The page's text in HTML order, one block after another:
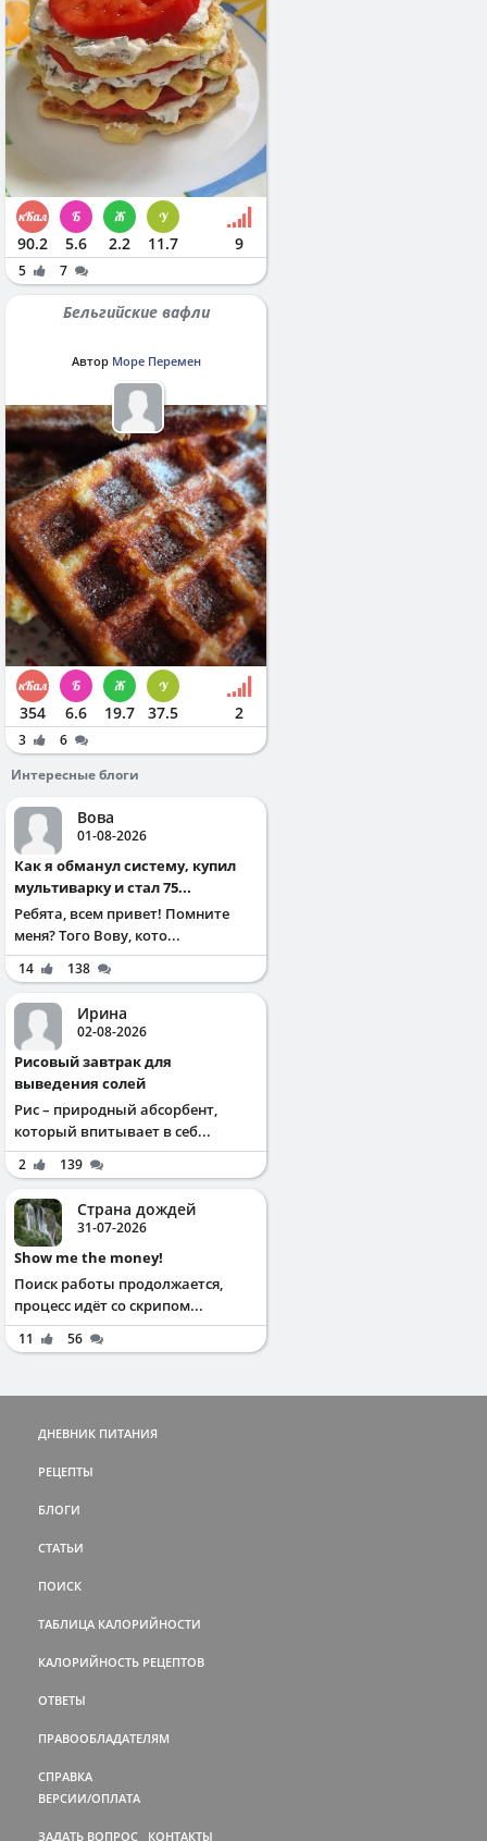
90.2 5.6 2.2 11.7 9
5 7
Бельгийские вафли
Автор Море Перемен
354 6.6 19.7 37.5 2
3
6
Интересные блоги
Вова
01-08-2026
Как я обманул систему, купил
мультиварку и стал 75...
Ребята, всем привет! Помните
меня? Того Вову, кото...
14 138
Ирина
02-08-2026
Рисовый завтрак для
выведения солей
Рис – природный абсорбент,
который впитывает в себ...
2 139
Страна дождей
31-07-2026
Show me the money!
Поиск работы продолжается,
процесс идёт со скрипом...
11 56
ДНЕВНИК ПИТАНИЯ
РЕЦЕПТЫ
БЛОГИ
СТАТЬИ
ПОИСК
ТАБЛИЦА КАЛОРИЙНОСТИ
КАЛОРИЙНОСТЬ РЕЦЕПТОВ
ОТВЕТЫ
ПРАВООБЛАДАТЕЛЯМ
СПРАВКА
ВЕРСИИ/ОПЛАТА
ЗАДАТЬ ВОПРОС КОНТАКТЫ